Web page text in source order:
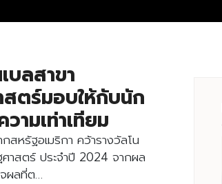
บลสาขา
สตร์มอบให้กับนัก
ามเท่าเทียม
สหรัฐอเมริกา คว้ารางวัลโน
ศาสตร์ ประจำปี 2024 จากผล
ผลที่ต…